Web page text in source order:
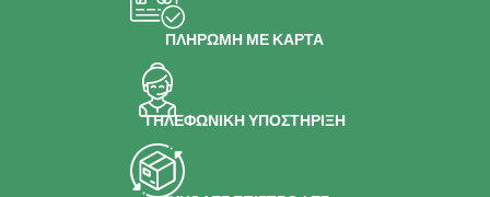
ΠΛΗΡΩΜΗ ΜΕ ΚΑΡΤΑ
ΤΗΛΕΦΩΝΙΚΗ ΥΠΟΣΤΗΡΙΞΗ